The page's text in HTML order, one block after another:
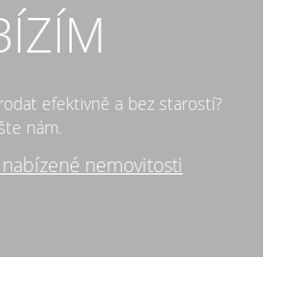
efektivně a bez starostí?
nám.
nemovitosti